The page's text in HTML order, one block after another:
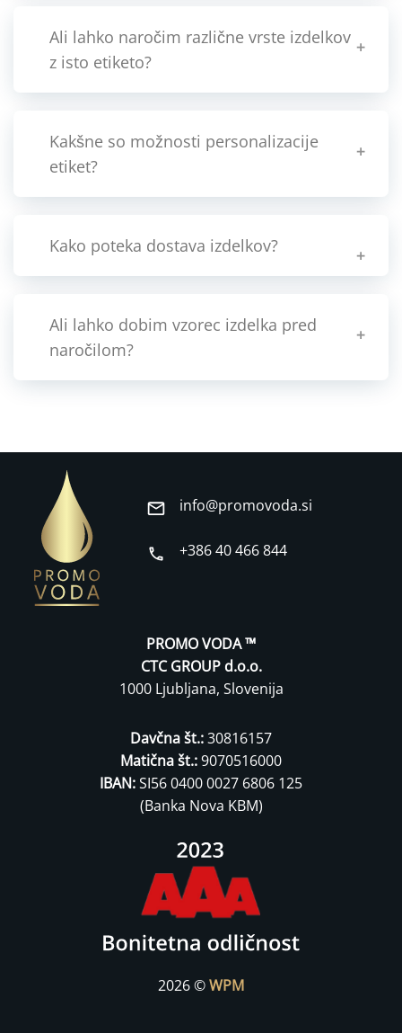
Ali lahko naročim različne vrste izdelkov
z isto etiketo?
Kakšne so možnosti personalizacije
etiket?
Kako poteka dostava izdelkov?
Ali lahko dobim vzorec izdelka pred
naročilom?
info@promovoda.si
+386 40 466 844
PROMO VODA ™
CTC GROUP d.o.o.
1000 Ljubljana, Slovenija
Davčna št.:30816157
Matična št.:9070516000
IBAN:SI56 0400 0027 6806 125
(Banka Nova KBM)
2026 ©WPM